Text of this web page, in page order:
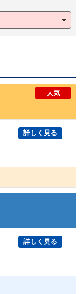
人気
詳しく見る
詳しく見る